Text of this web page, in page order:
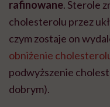
rafinowane. Sterole
cholesterolu przez
czym zostaje on
obniżenie
podwyższenie
dobrym).